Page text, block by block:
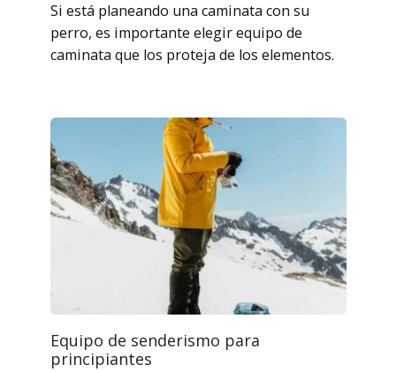
Si está planeando una caminata con su
perro, es importante elegir equipo de
caminata que los proteja de los elementos.
Equipo de senderismo para
principiantes